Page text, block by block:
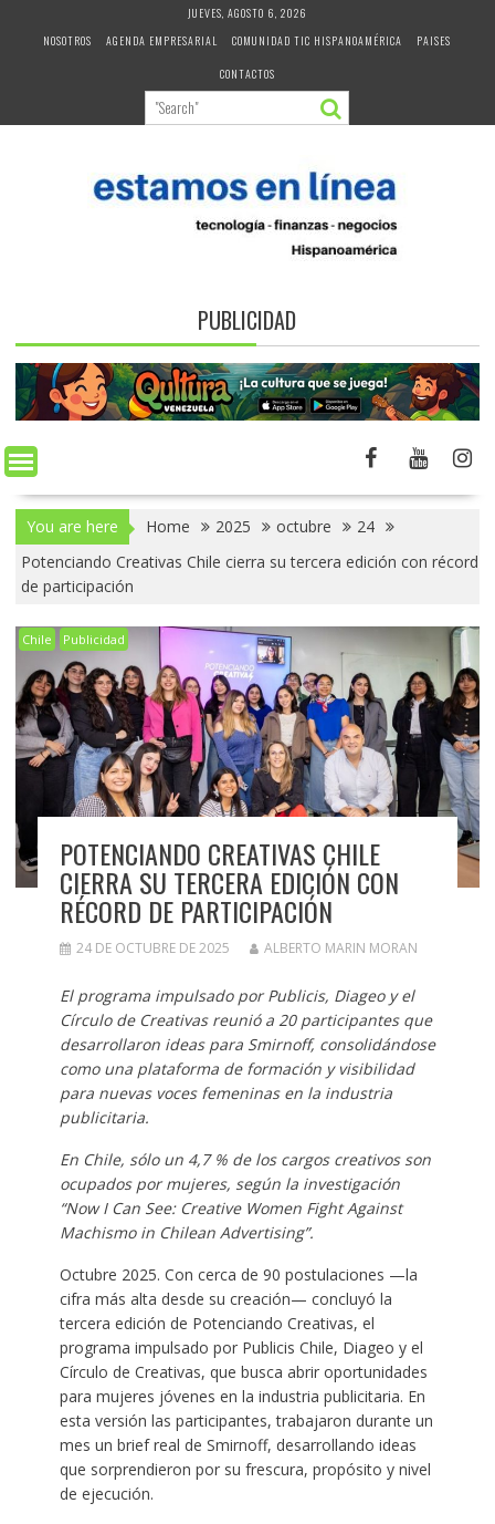
JUEVES, AGOSTO 6, 2026
NOSOTROS
AGENDA EMPRESARIAL COMUNIDAD TIC HISPANOAMÉRICA
PAISES
CONTACTOS
PUBLICIDAD
You are here Home 2025 octubre
24
Potenciando Creativas Chile cierra su tercera edición con récord
de participación
Chile Publicidad
POTENCIANDO CREATIVAS CHILE
CIERRA SU TERCERA EDICIÓN CON
RÉCORD DE PARTICIPACIÓN
24 DE OCTUBRE DE 2025 ALBERTO MARIN MORAN
El programa impulsado por Publicis, Diageo y el
Círculo de Creativas reunió a 20 participantes que
desarrollaron ideas para Smirnoff, consolidándose
como una plataforma de formación y visibilidad
para nuevas voces femeninas en la industria
publicitaria.
En Chile, sólo un 4,7 % de los cargos creativos son
ocupados por mujeres, según la investigación
“Now I Can See: Creative Women Fight Against
Machismo in Chilean Advertising”.
Octubre 2025. Con cerca de 90 postulaciones —la
cifra más alta desde su creación— concluyó la
tercera edición de Potenciando Creativas, el
programa impulsado por Publicis Chile, Diageo y el
Círculo de Creativas, que busca abrir oportunidades
para mujeres jóvenes en la industria publicitaria. En
esta versión las participantes, trabajaron durante un
mes un brief real de Smirnoff, desarrollando ideas
que sorprendieron por su frescura, propósito y nivel
de ejecución.